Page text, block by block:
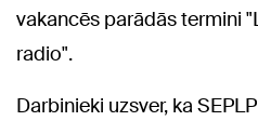
vakancēs parādās termini
radio".
Darbinieki uzsver, ka